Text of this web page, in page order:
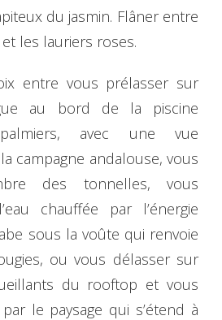
du jasmin. Flâner entre
les lauriers roses.
entre vous prélasser sur
au bord de la piscine
avec une vue
campagne andalouse, vous
des tonnelles, vous
chauffée par l’énergie
sous la voûte qui renvoie
ou vous délasser sur
du rooftop et vous
le paysage qui s’étend à